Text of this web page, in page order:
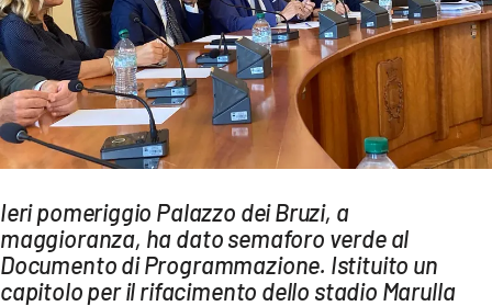
AMBIENTE
Streaming
LAC TV
LAC NETWORK
LAC ONAIR
LaC
Network
Ieri pomeriggio Palazzo dei Bruzi, a
maggioranza, ha dato semaforo verde al
Documento di Programmazione. Istituito un
capitolo per il rifacimento dello stadio Marulla